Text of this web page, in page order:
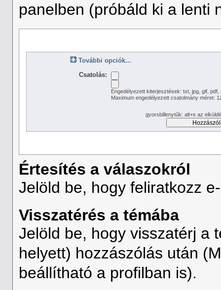
panelben (próbáld ki a lenti
További opciók...
Csatolás:
Engedélyezett kiterjesztések: txt, jpg, gif, pdf,
Maximum engedélyezett csatolmány méret:
gyorsbillenytűk: alt+s az
Értesítés a válaszokról
Jelöld be, hogy feliratkozz
Visszatérés a témába
Jelöld be, hogy visszatérj a
helyett) hozzászólás után
beállítható a profilban is).